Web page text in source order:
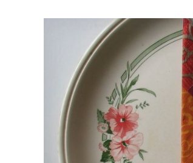
Veranstaltungen
Veranstaltungen
Museumsquartier